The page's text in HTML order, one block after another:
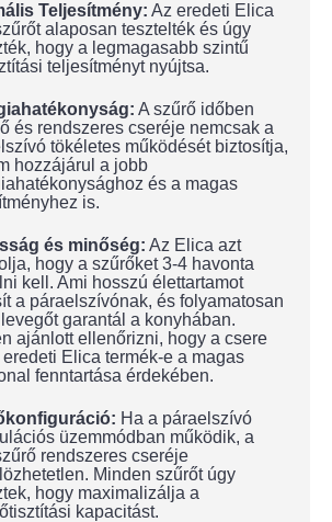
Teljesítmény: Az eredeti Elica
alaposan tesztelték és úgy
hogy a legmagasabb szintű
teljesítményt nyújtsa.
A szűrő időben
és rendszeres cseréje nemcsak a
tökéletes működését biztosítja,
hozzájárul a jobb
és a magas
is.
és minőség: Az Elica azt
hogy a szűrőket 3-4 havonta
kell. Ami hosszú élettartamot
a páraelszívónak, és folyamatosan
garantál a konyhában.
ajánlott ellenőrizni, hogy a csere
Elica termék-e a magas
fenntartása érdekében.
Ha a páraelszívó
üzemmódban működik, a
rendszeres cseréje
Minden szűrőt úgy
hogy maximalizálja a
kapacitást.